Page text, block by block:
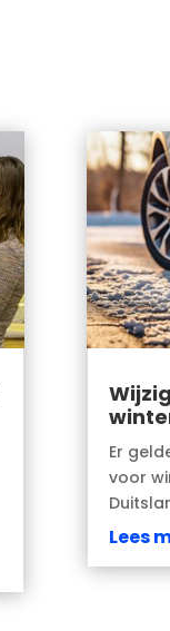
Er
voor
Lees